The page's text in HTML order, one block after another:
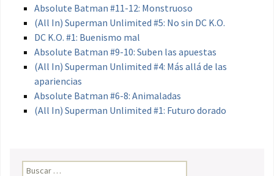
Absolute Batman #11-12: Monstruoso
(All In) Superman Unlimited #5: No sin DC K.O.
DC K.O. #1: Buenismo mal
Absolute Batman #9-10: Suben las apuestas
(All In) Superman Unlimited #4: Más allá de las
apariencias
Absolute Batman #6-8: Animaladas
(All In) Superman Unlimited #1: Futuro dorado
Buscar: